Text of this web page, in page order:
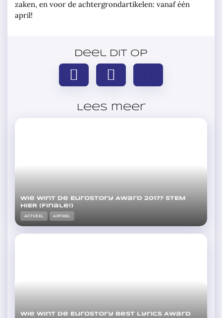
zaken, en voor de achtergrondartikelen: vanaf één
april!
Deel dit op
Lees meer
Wie wint de Eurostory Award 2017? STEM
HIER (Finale!)
ACTUEEL ARTIKEL
Wie wint de Eurostory Best Lyrics Award